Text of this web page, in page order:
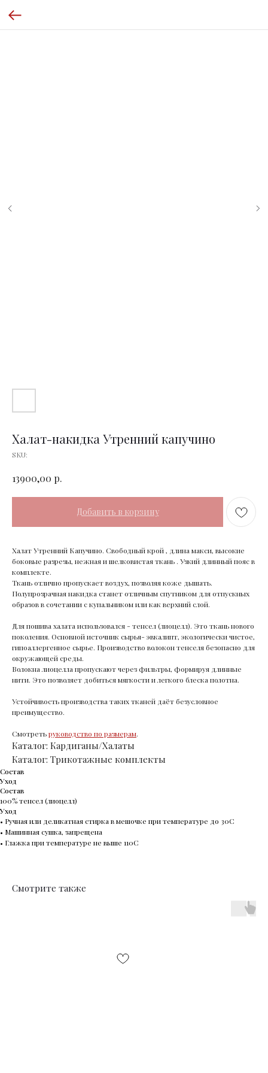
Халат-накидка Утренний капучино
SKU:
13900,00 р.
Добавить в корзину
Халат Утренний Капучино. Свободный крой , длина макси, высокие
боковые разрезы, нежная и шелковистая ткань . Узкий длинный пояс в
комплекте.
Ткань отлично пропускает воздух, позволяя коже дышать.
Полупрозрачная накидка станет отличным спутником для отпускных
образов в сочетании с купальником или как верхний слой.
Для пошива халата использовался - тенсел (лиоцелл). Это ткань нового
поколения. Основной источник сырья- эвкалипт, экологически чистое,
гипоаллергенное сырье. Производство волокон тенселя безопасно для
окружающей среды.
Волокна лиоцелла пропускают через фильтры, формируя длинные
нити. Это позволяет добиться мягкости и легкого блеска полотна.
Устойчивость производства таких тканей даёт безусловное
преимущество.
Смотретьруководство по размерам.
Каталог: Кардиганы/Халаты
Каталог: Трикотажные комплекты
Состав
Уход
Состав
100% тенсел (лиоцелл)
Уход
•⁠ ⁠Ручная или деликатная стирка в мешочке при температуре до 30C
•⁠ ⁠Машинная сушка, запрещена
•⁠ ⁠Глажка при температуре не выше 110С
Смотрите также